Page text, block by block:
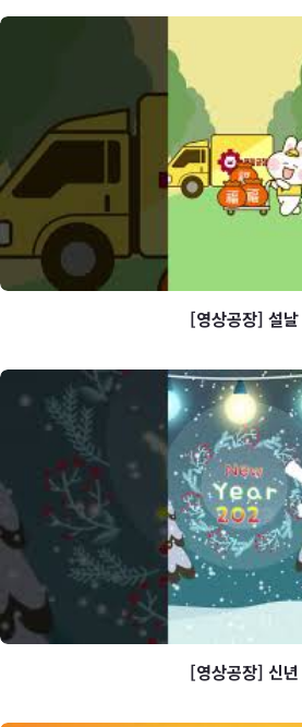
[영상공장] 발렌타인데이
[영상공장] 설날
[영상공장] 설날
[영상공장] 신년